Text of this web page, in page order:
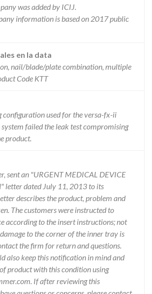
was added by ICIJ.
information is based on 2017 public
en la data
nail/blade/plate combination, multiple
Code KTT
configuration used for the versa-fx-ii
failed the leak test compromising
product.
sent an "URGENT MEDICAL DEVICE
letter dated July 11, 2013 to its
describes the product, problem and
The customers were instructed to
according to the insert instructions; not
to the corner of the inner tray is
the firm for return and questions.
also keep this notification in mind and
product with this condition using
If after reviewing this